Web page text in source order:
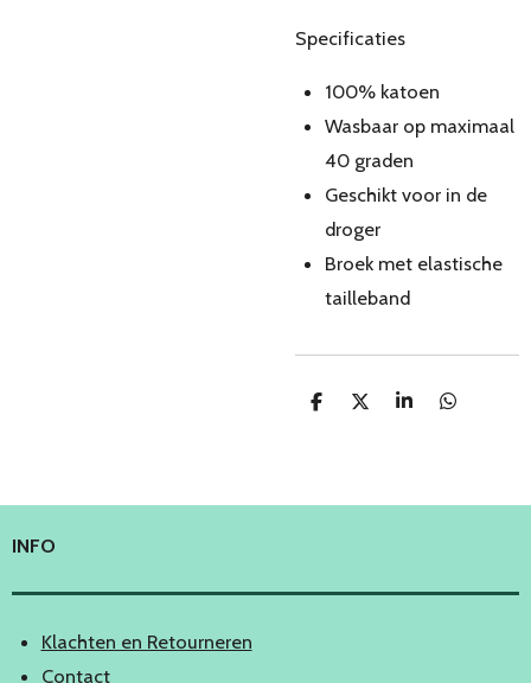
Specificaties
100% katoen
Wasbaar op maximaal
40 graden
Geschikt voor in de
droger
Broek met elastische
tailleband
D
D
S
D
INFO
Klachten en Retourneren
Contact